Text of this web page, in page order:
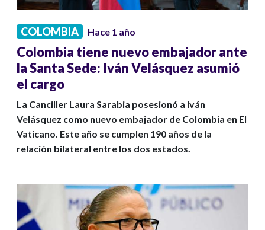
COLOMBIA Hace 1 año
Colombia tiene nuevo embajador ante
la Santa Sede: Iván Velásquez asumió
el cargo
La Canciller Laura Sarabia posesionó a Iván
Velásquez como nuevo embajador de Colombia en El
Vaticano. Este año se cumplen 190 años de la
relación bilateral entre los dos estados.